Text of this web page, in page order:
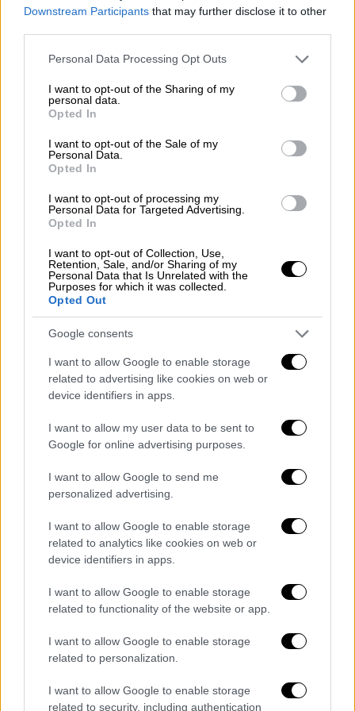
Downstream Participants that may further disclose it to other
Please note that this website/app uses one or more Google
not limited to your visit or usage behaviour. You may click to
grant or deny consent to Google and its third-party tags to
use your data for below specified purposes in below Google
consent section.
Personal Data Processing Opt Outs
I want to opt-out of the Sharing of my
personal data.
Opted In
I want to opt-out of the Sale of my
Personal Data.
Opted In
I want to opt-out of processing my
Personal Data for Targeted Advertising.
Opted In
I want to opt-out of Collection, Use,
Retention, Sale, and/or Sharing of my
Personal Data that Is Unrelated with the
Purposes for which it was collected.
Opted Out
Google consents
I want to allow Google to enable storage
related to advertising like cookies on web or
device identifiers in apps.
I want to allow my user data to be sent to
Google for online advertising purposes.
I want to allow Google to send me
personalized advertising.
I want to allow Google to enable storage
related to analytics like cookies on web or
device identifiers in apps.
I want to allow Google to enable storage
related to functionality of the website or app.
I want to allow Google to enable storage
related to personalization.
I want to allow Google to enable storage
related to security, including authentication
. Με την ΄Δ Οικουμενική Σύνοδο
το 451 μΧ, ολοκληρώθηκε η εκκλησιαστική
ανύψωση της Εκκλησίας της
Επίσκοπος της καθίστανται πλέον μαζί με
τον Ρώμης: «τα ίσα πρεσβεία απένειμαν τω
της νεάς Ρώμης Αγιωτάτο Θρόνω».
Επίσης, με τους
Συνόδου, δίνεται το αποκλειστικό δικαίωμα-
αρμοδιότητα στον Επίσκοπο Νέας Ρώμης
(Κωνσταντινουπόλεως) του «εκκλήτου».
Δηλαδή, να εκδικάζει σε περίπτωση
προσφυγής σε αυτόν, υποθέσεις υπεροριών
κληρικών των λοιπών τοπικών εκκλησιών.
Με αυτό το δικαίωμα, εκδηλώνεται με τον
πιο εμφατικό τρόπο, η πρωτεύουσα θέση
Μέσα στο πέρασμα του χρόνου,
ανακατατάξεις συνέβησαν στο πολιτικό,
οικονομικό και διπλωματικό πεδίο διεθνώς
ανεπηρέαστα τα Πατριαρχεία στην άσκηση
των καθηκόντων τους. Όμως άντεξαν και
αντέχουν, διαχειριζόμενα με σύνεση και
ψυχραιμία τα προβλήματα που ενίοτε
προκύπταν.
Έτσι και σήμερα, μέσα σε ένανέο
πολυδιάστατο παγκοσμιοποιημένο
περιβάλλον, τα πρεσβυγενή πατριαρχεία
καλούνται να διαχειριστούν νέες